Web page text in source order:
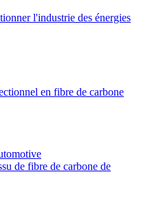
l'industrie des énergies
en fibre de carbone
de fibre de carbone de